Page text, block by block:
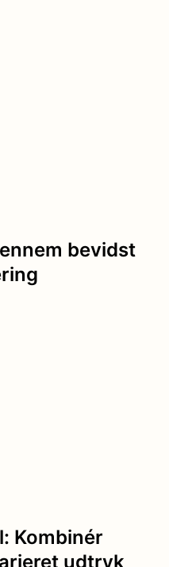
bevidst
Kombinér
udtryk